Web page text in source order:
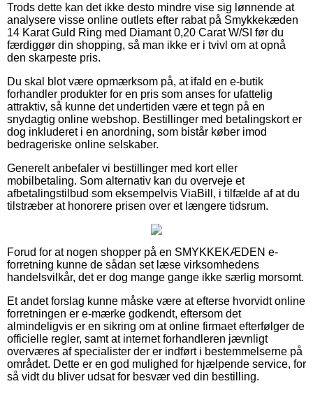
Trods dette kan det ikke desto mindre vise sig lønnende at
analysere visse online outlets efter rabat på Smykkekæden
14 Karat Guld Ring med Diamant 0,20 Carat W/SI før du
færdiggør din shopping, så man ikke er i tvivl om at opnå
den skarpeste pris.
Du skal blot være opmærksom på, at ifald en e-butik
forhandler produkter for en pris som anses for ufattelig
attraktiv, så kunne det undertiden være et tegn på en
snydagtig online webshop. Bestillinger med betalingskort er
dog inkluderet i en anordning, som bistår køber imod
bedrageriske online selskaber.
Generelt anbefaler vi bestillinger med kort eller
mobilbetaling. Som alternativ kan du overveje et
afbetalingstilbud som eksempelvis ViaBill, i tilfælde af at du
tilstræber at honorere prisen over et længere tidsrum.
Forud for at nogen shopper på en SMYKKEKÆDEN e-
forretning kunne de sådan set læse virksomhedens
handelsvilkår, det er dog mange gange ikke særlig morsomt.
Et andet forslag kunne måske være at efterse hvorvidt online
forretningen er e-mærke godkendt, eftersom det
almindeligvis er en sikring om at online firmaet efterfølger de
officielle regler, samt at internet forhandleren jævnligt
overværes af specialister der er indført i bestemmelserne på
området. Dette er en god mulighed for hjælpende service, for
så vidt du bliver udsat for besvær ved din bestilling.